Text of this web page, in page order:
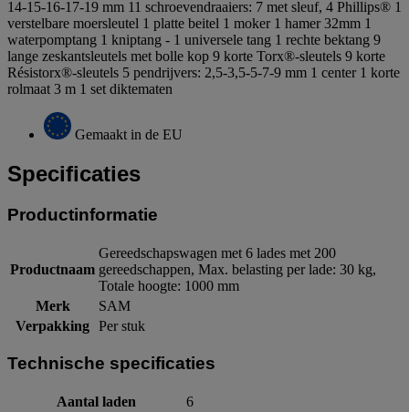
14-15-16-17-19 mm 11 schroevendraaiers: 7 met sleuf, 4 Phillips® 1
verstelbare moersleutel 1 platte beitel 1 moker 1 hamer 32mm 1
waterpomptang 1 kniptang - 1 universele tang 1 rechte bektang 9
lange zeskantsleutels met bolle kop 9 korte Torx®-sleutels 9 korte
Résistorx®-sleutels 5 pendrijvers: 2,5-3,5-5-7-9 mm 1 center 1 korte
rolmaat 3 m 1 set diktematen
Gemaakt in de EU
Specificaties
Productinformatie
Productnaam
Gereedschapswagen met 6 lades met 200
gereedschappen, Max. belasting per lade: 30 kg,
Totale hoogte: 1000 mm
Merk
SAM
Verpakking Per stuk
Technische specificaties
Aantal laden 6